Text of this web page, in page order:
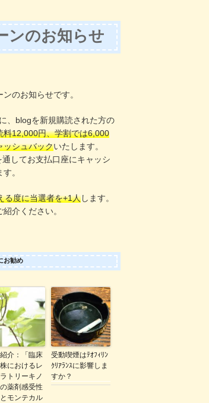
ンのお知らせ
のお知らせです。
、blogを新規購読された方の
料12,000円、学割では6,000
ッシュバックいたします。
してお支払口座にキャッシ
。
る度に当選者を+1人します。
介ください。
お勧め
介：「臨床
におけるレ
トリーキノ
薬剤感受性
モンテカル
受動喫煙はﾃｵﾌｨﾘﾝ
ｸﾘｱﾗﾝｽに影響しま
すか？